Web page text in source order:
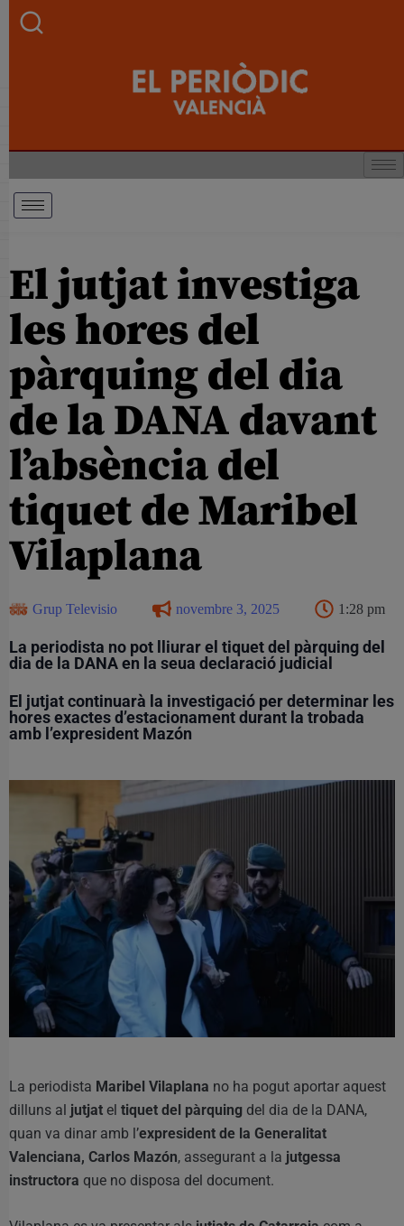
El jutjat investiga
les hores del
pàrquing del dia
de la DANA davant
l’absència del
tiquet de Maribel
Vilaplana
Grup Televisio novembre 3, 2025 1:28 pm
La periodista no pot lliurar el tiquet del pàrquing del
dia de la DANA en la seua declaració judicial
El jutjat continuarà la investigació per determinar les
hores exactes d’estacionament durant la trobada
amb l’expresident Mazón
La periodista Maribel Vilaplana no ha pogut aportar aquest
dilluns al jutjat el tiquet del pàrquing del dia de la DANA,
quan va dinar amb l’expresident de la Generalitat
Valenciana, Carlos Mazón, assegurant a la jutgessa
instructora que no disposa del document.